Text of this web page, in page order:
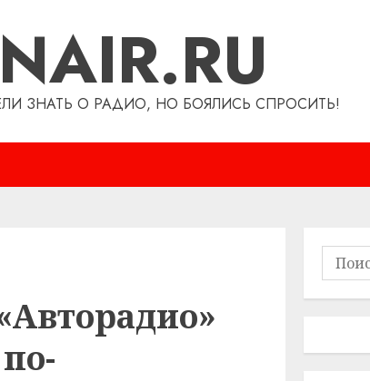
ЗНАТЬ О РАДИО, НО БОЯЛИСЬ СПРОСИТЬ!
Найти: